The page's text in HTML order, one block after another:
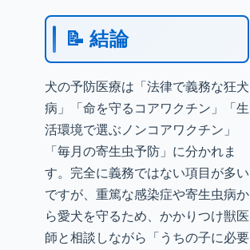
📝 結論
犬の予防医療は「法律で義務な狂犬
病」「命を守るコアワクチン」「生
活環境で選ぶノンコアワクチン」
「毎月の寄生虫予防」に分かれま
す。完全に義務ではない項目が多い
ですが、重篤な感染症や寄生虫病か
ら愛犬を守るため、かかりつけ獣医
師と相談しながら「うちの子に必要